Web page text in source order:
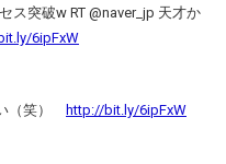
ス突破w RT @naver_jp 天才か
6ipFxW
（笑）
http://bit.ly/6ipFxW